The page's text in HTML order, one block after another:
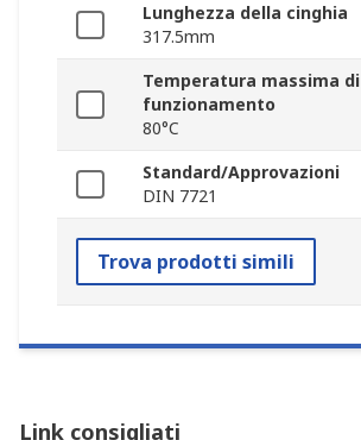
Lunghezza della cinghia
317.5mm
Temperatura massima di
funzionamento
80°C
Standard/Approvazioni
DIN 7721
Trova prodotti simili
Link consigliati